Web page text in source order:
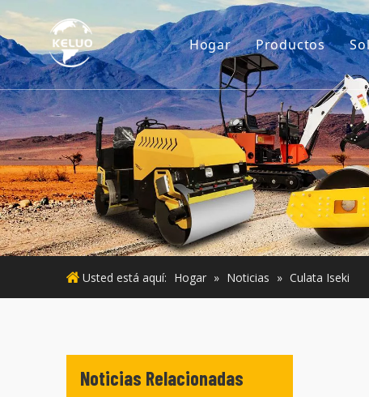
Hogar Productos
Motor
Accesorios
Maquinaria
Motor usado
Maquinaria
Usted está aquí: Hogar » Noticias » Culata Iseki
Noticias Relacionadas